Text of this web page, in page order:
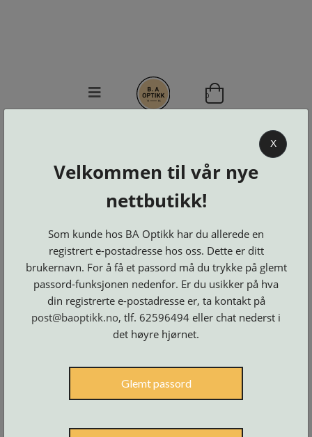
KONTAKT
BESTILL
LOGG INN
0
Brillerens
Brillesnorer
Clip-
on
og
Suncover
Etuier
Innfatninger
Lesebriller
og
Speil
Maskiner
Microkluter
Neseputer
og
Skruer
Solbriller
Verktøy
og
tilbehør
X
Velkommen til vår nye
nettbutikk!
Som kunde hos BA Optikk har du allerede en
registrert e-postadresse hos oss. Dette er ditt
brukernavn. For å få et passord må du trykke på glemt
passord-funksjonen nedenfor. Er du usikker på hva
din registrerte e-postadresse er, ta kontakt på
post@baoptikk.no, tlf. 62596494 eller chat nederst i
det høyre hjørnet.
Glemt passord